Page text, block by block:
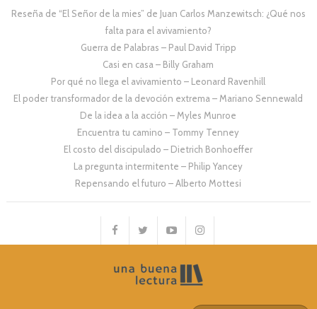
Reseña de “El Señor de la mies” de Juan Carlos Manzewitsch: ¿Qué nos
falta para el avivamiento?
Guerra de Palabras – Paul David Tripp
Casi en casa – Billy Graham
Por qué no llega el avivamiento – Leonard Ravenhill
El poder transformador de la devoción extrema – Mariano Sennewald
De la idea a la acción – Myles Munroe
Encuentra tu camino – Tommy Tenney
El costo del discipulado – Dietrich Bonhoeffer
La pregunta intermitente – Philip Yancey
Repensando el futuro – Alberto Mottesi